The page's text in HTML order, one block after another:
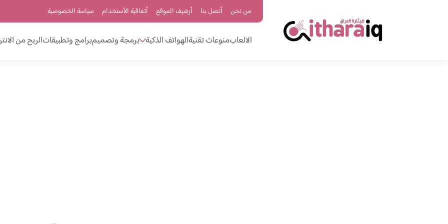
من نحن أتصل بنا أرشيف الموقع أتفاقية الأستخدام سياسة الخصوصية
الالعابمنوعات تقنيةالهواتف الذكية برمجة وتصميمبرامج وتطبيقاتالربح من